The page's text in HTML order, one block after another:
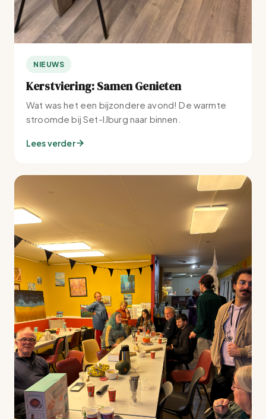
NIEUWS
Kerstviering: Samen Genieten
Wat was het een bijzondere avond! De warmte
stroomde bij Set-IJburg naar binnen.
Lees verder